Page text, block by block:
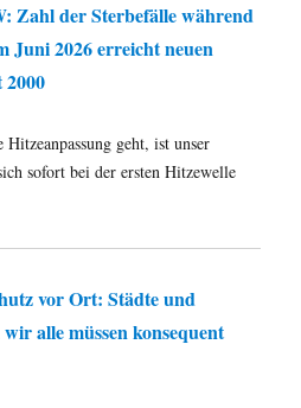
Zahl der Sterbefälle während
Juni 2026 erreicht neuen
2000
geht, ist unser
sofort bei der ersten Hitzewelle
vor Ort: Städte und
alle müssen konsequent